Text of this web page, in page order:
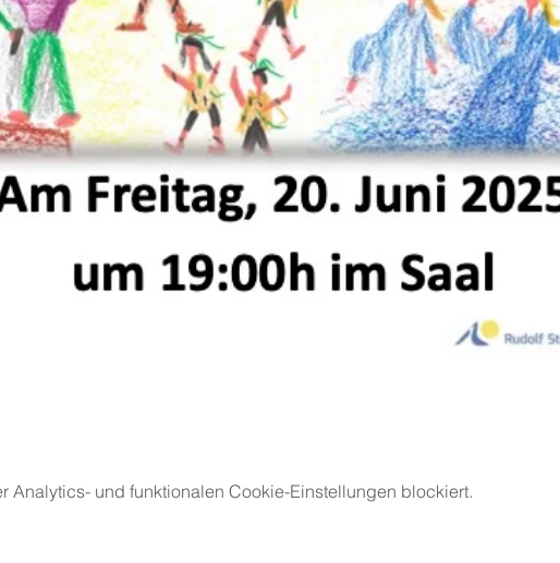
Analytics- und funktionalen Cookie-Einstellungen blockiert.